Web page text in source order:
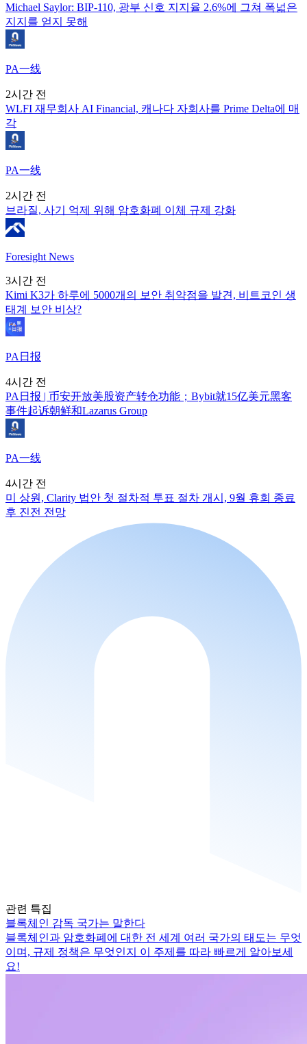
Michael Saylor: BIP-110, 광부 신호 지지율 2.6%에 그쳐 폭넓은
지지를 얻지 못해
PA一线
2시간 전
WLFI 재무회사 AI Financial, 캐나다 자회사를 Prime Delta에 매
각
PA一线
2시간 전
브라질, 사기 억제 위해 암호화폐 이체 규제 강화
Foresight News
3시간 전
Kimi K3가 하루에 5000개의 보안 취약점을 발견, 비트코인 생
태계 보안 비상?
PA日报
4시간 전
PA日报 | 币安开放美股资产转仓功能；Bybit就15亿美元黑客
事件起诉朝鲜和Lazarus Group
PA一线
4시간 전
미 상원, Clarity 법안 첫 절차적 투표 절차 개시, 9월 휴회 종료
후 진전 전망
관련 특집
블록체인 감독 국가는 말한다
블록체인과 암호화폐에 대한 전 세계 여러 국가의 태도는 무엇
이며, 규제 정책은 무엇인지 이 주제를 따라 빠르게 알아보세
요!